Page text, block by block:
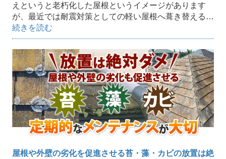
えというと老朽化した屋根というイメージがあります
が、最近では耐震対策としての軽い屋根へ葺き替える…
続きを読む
屋根や外壁の劣化を促進させる苔・藻・カビの放置は絶